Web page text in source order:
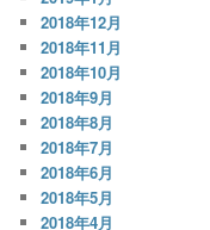
2018年12月
2018年11月
2018年10月
2018年9月
2018年8月
2018年7月
2018年6月
2018年5月
2018年4月